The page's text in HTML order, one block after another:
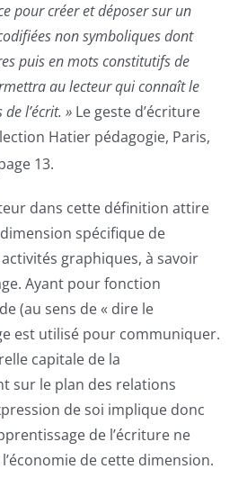
pour créer et déposer sur un
non symboliques dont
puis en mots constitutifs de
au lecteur qui connaît le
l’écrit. » Le geste d’écriture
Hatier pédagogie, Paris,
13.
dans cette définition attire
spécifique de
graphiques, à savoir
Ayant pour fonction
(au sens de « dire le
est utilisé pour communiquer.
capitale de la
sur le plan des relations
de soi implique donc
de l’écriture ne
de cette dimension.